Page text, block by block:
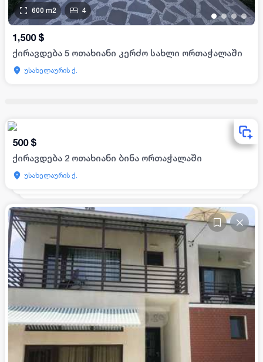
••••
600 m2 4
1,500 $
ქირავდება 5 ოთახიანი კერძო სახლი ორთაჭალაში
უსახელაურის ქ.
500 $
ქირავდება 2 ოთახიანი ბინა ორთაჭალაში
უსახელაურის ქ.